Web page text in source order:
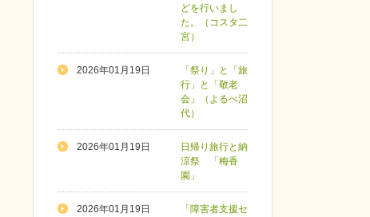
どを行いまし
た。（コスタ二
宮）
2026年01月19日
「祭り」と「旅
行」と「敬老
会」（よるべ沼
代）
2026年01月19日
日帰り旅行と納
涼祭 「梅香
園」
2026年01月19日
「障害者支援セ